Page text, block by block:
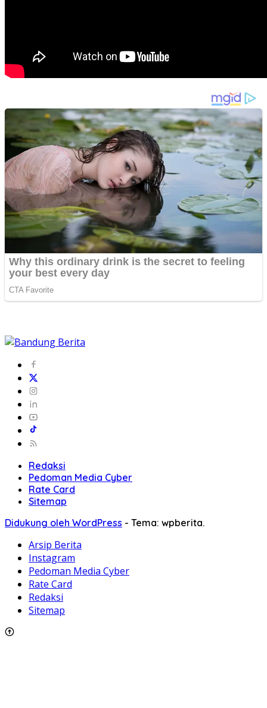
Redaksi
Pedoman Media Cyber
Rate Card
Sitemap
Didukung oleh WordPress - Tema: wpberita.
Arsip Berita
Instagram
Pedoman Media Cyber
Rate Card
Redaksi
Sitemap